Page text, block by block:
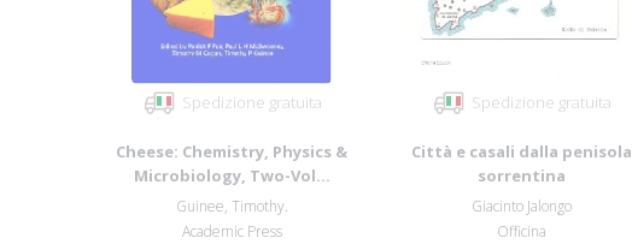
Spedizione gratuita
Cheese: Chemistry, Physics &
Microbiology, Two-Vol...
Guinee, Timothy.
Academic Press
Spedizione gratuita
Città e casali dalla penisola
sorrentina
Giacinto Jalongo
Officina